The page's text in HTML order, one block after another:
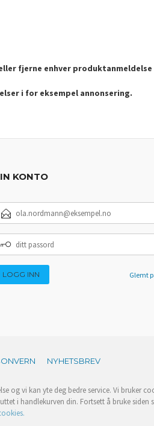
fjerne enhver
i for eksempel annonsering.
KONTO
Glemt
NYHETSBREV
og vi kan yte deg bedre service. Vi bruker
i handlekurven din. Fortsett å bruke siden